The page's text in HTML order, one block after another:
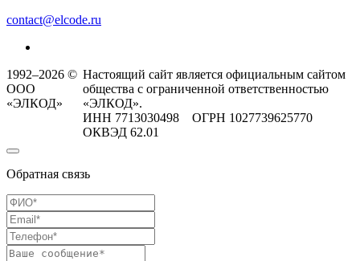
contact@elcode.ru
1992–2026 ©
ООО
«ЭЛКОД»
Настоящий сайт является официальным сайтом
общества с ограниченной ответственностью
«ЭЛКОД».
ИНН 7713030498 ОГРН 1027739625770
ОКВЭД 62.01
Обратная связь